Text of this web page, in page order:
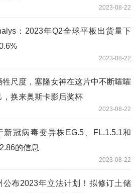
2023-08-22
：2023年Q2全球平板出货量下
2023-08-22
牲尺度，塞隆女神在这片中不断嚯嚯
，换来奥斯卡影后奖杯
2023-08-22
新冠病毒变异株EG.5、FL.1.5.1和
的信息
2023-08-22
公布2023年立法计划！拟修订土储